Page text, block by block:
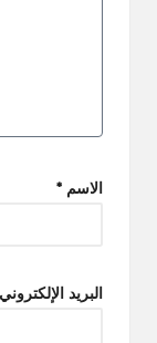
الاسم *
البريد الإلكتروني